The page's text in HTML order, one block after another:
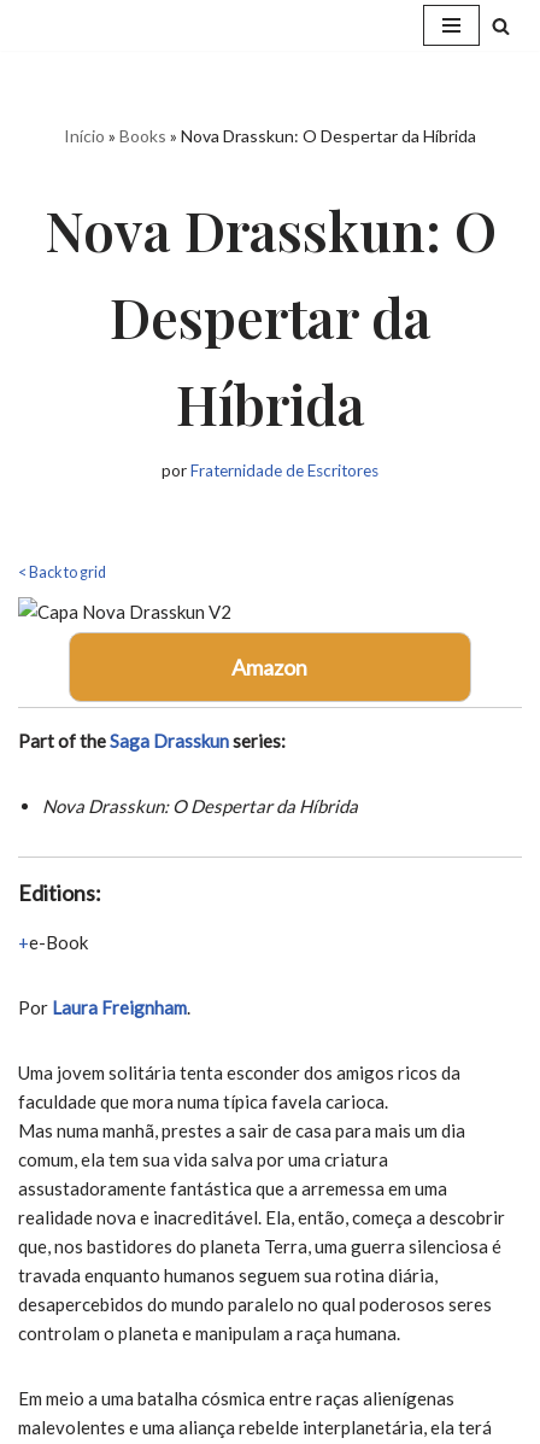
Início » Books » Nova Drasskun: O Despertar da Híbrida
Nova Drasskun: O
Despertar da
Híbrida
porFraternidade de Escritores
< Back to grid
Amazon
Part of theSaga Drasskunseries:
Nova Drasskun: O Despertar da Híbrida
Editions:
e-Book
Por Laura Freignham.
Uma jovem solitária tenta esconder dos amigos ricos da
faculdade que mora numa típica favela carioca.
Mas numa manhã, prestes a sair de casa para mais um dia
comum, ela tem sua vida salva por uma criatura
assustadoramente fantástica que a arremessa em uma
realidade nova e inacreditável. Ela, então, começa a descobrir
que, nos bastidores do planeta Terra, uma guerra silenciosa é
travada enquanto humanos seguem sua rotina diária,
desapercebidos do mundo paralelo no qual poderosos seres
controlam o planeta e manipulam a raça humana.
Em meio a uma batalha cósmica entre raças alienígenas
malevolentes e uma aliança rebelde interplanetária, ela terá